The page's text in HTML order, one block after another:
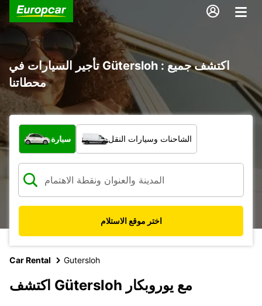
تأجير السيارات في Gütersloh : اكتشف جميع
محطاتنا
ما نوع المركبة؟
سيارة الشاحنات وسيارات النقل
اختر موقع الاستلام
Car Rental Gutersloh
اكتشف Gütersloh مع يوروبكار